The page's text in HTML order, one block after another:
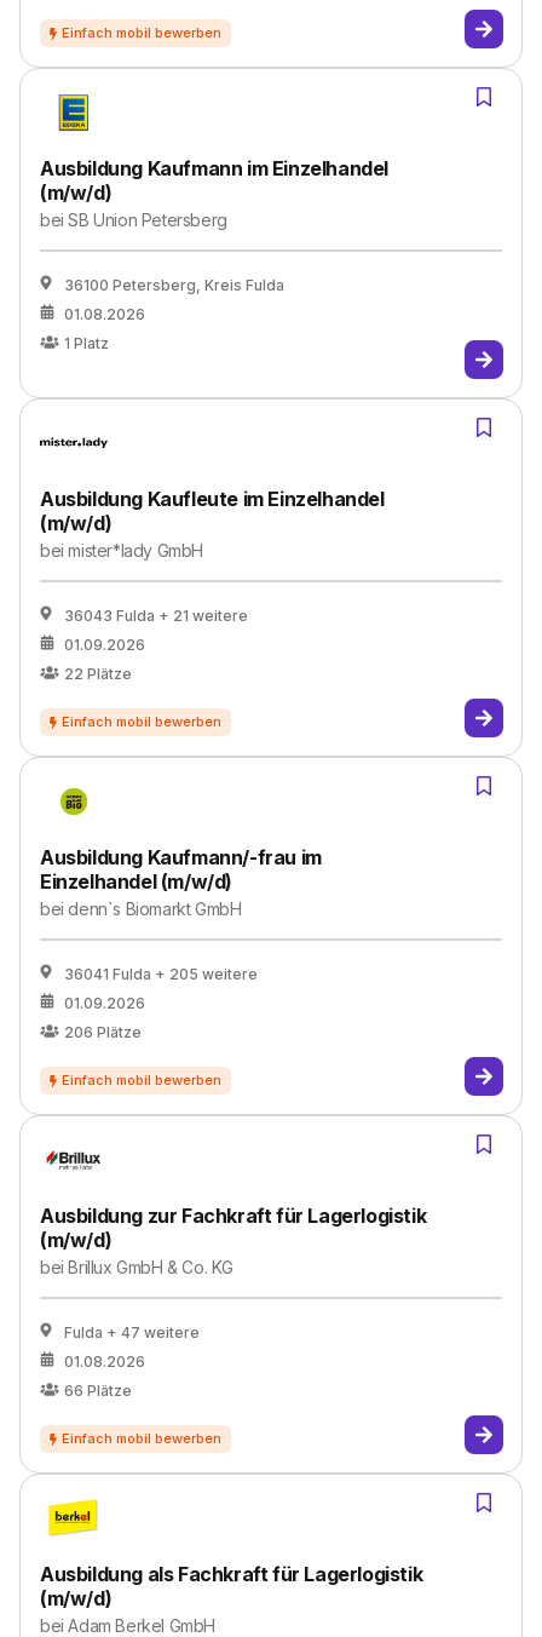
Ausbildung Kaufmann im Einzelhandel
(m/w/d)
beiSB Union Petersberg
36100 Petersberg, Kreis Fulda
01.08.2026
1 Platz
Ausbildung Kaufleute im Einzelhandel
(m/w/d)
beimister*lady GmbH
36043 Fulda + 21 weitere
01.09.2026
22 Plätze
Ausbildung Kaufmann/-frau im
Einzelhandel (m/w/d)
beidenn`s Biomarkt GmbH
36041 Fulda + 205 weitere
01.09.2026
206 Plätze
Ausbildung zur Fachkraft für Lagerlogistik
(m/w/d)
beiBrillux GmbH & Co. KG
Fulda + 47 weitere
01.08.2026
66 Plätze
Ausbildung als Fachkraft für Lagerlogistik
(m/w/d)
beiAdam Berkel GmbH